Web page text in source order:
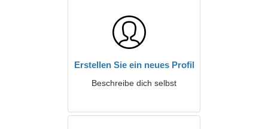
Erstellen Sie ein neues Profil
Beschreibe dich selbst